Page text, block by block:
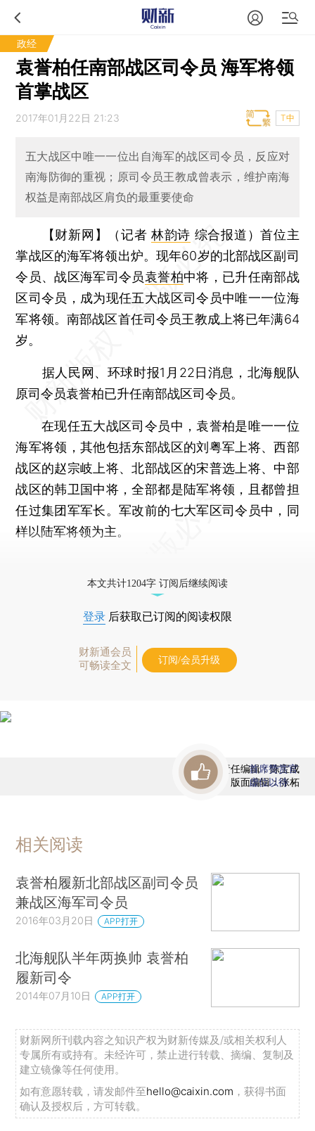
政经
袁誉柏任南部战区司令员 海军将领
首掌战区
2017年01月22日 21:23 T中
五大战区中唯一一位出自海军的战区司令员，反应对
南海防御的重视；原司令员王教成曾表示，维护南海
权益是南部战区肩负的最重要使命
【财新网】（记者林韵诗 综合报道）首位主
掌战区的海军将领出炉。现年60岁的北部战区副司
令员、战区海军司令员袁誉柏中将，已升任南部战
区司令员，成为现任五大战区司令员中唯一一位海
军将领。南部战区首任司令员王教成上将已年满64
岁。
据人民网、环球时报1月22日消息，北海舰队
原司令员袁誉柏已升任南部战区司令员。
在现任五大战区司令员中，袁誉柏是唯一一位
海军将领，其他包括东部战区的刘粤军上将、西部
战区的赵宗岐上将、北部战区的宋普选上将、中部
战区的韩卫国中将，全部都是陆军将领，且都曾担
任过集团军军长。军改前的七大军区司令员中，同
样以陆军将领为主。
本文共计1204字 订阅后继续阅读
登录 后获取已订阅的阅读权限
财新通会员
可畅读全文
订阅/会员升级
责任编辑：陈宝成
版面编辑：张柘
首席赞赏官
虚位以待
相关阅读
袁誉柏履新北部战区副司令员
兼战区海军司令员
2016年03月20日 APP打开
北海舰队半年两换帅 袁誉柏
履新司令
2014年07月10日 APP打开
财新网所刊载内容之知识产权为财新传媒及/或相关权利人
专属所有或持有。未经许可，禁止进行转载、摘编、复制及
建立镜像等任何使用。
如有意愿转载，请发邮件至hello@caixin.com ，获得书面
确认及授权后，方可转载。